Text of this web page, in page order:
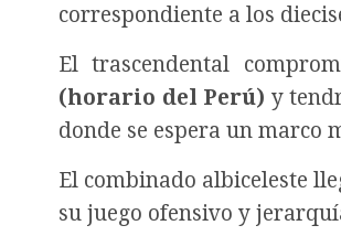
correspondiente a los
El trascendental
(horario del Perú) y
donde se espera un
El combinado albiceleste
su juego ofensivo y